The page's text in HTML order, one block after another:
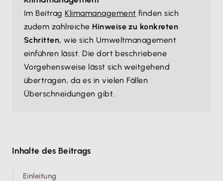
Im Beitrag Klimamanagement finden sich
zudem zahlreiche Hinweise zu konkreten
Schritten,wie sich Umweltmanagement
einführen lässt. Die dort beschriebene
Vorgehensweise lässt sich weitgehend
übertragen, da es in vielen Fällen
Überschneidungen gibt.
Inhalte des Beitrags
Einleitung